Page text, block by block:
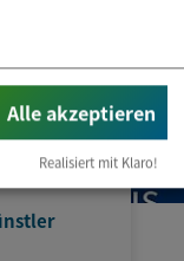
Alle akzeptieren
Realisiert mit Klaro!